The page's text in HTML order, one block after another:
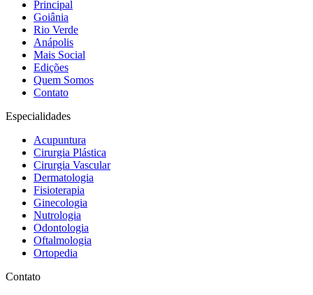
Principal
Goiânia
Rio Verde
Anápolis
Mais Social
Edições
Quem Somos
Contato
Especialidades
Acupuntura
Cirurgia Plástica
Cirurgia Vascular
Dermatologia
Fisioterapia
Ginecologia
Nutrologia
Odontologia
Oftalmologia
Ortopedia
Contato